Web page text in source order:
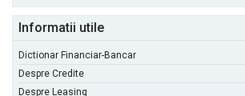
Informatii utile
Dictionar Financiar-Bancar
Despre Credite
Despre Leasing